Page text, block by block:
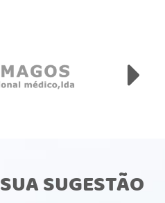
SUGESTÃO